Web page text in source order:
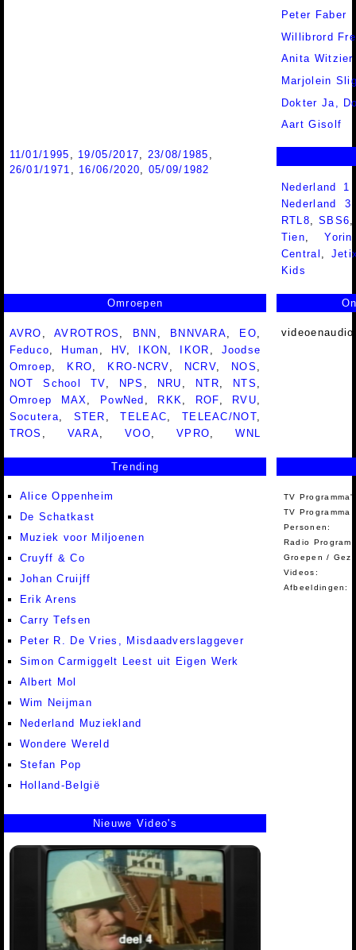
Peter Faber
Willibrord
Anita Witzier
Marjolein
Dokter Ja,
Aart Gisolf
11/01/1995 , 19/05/2017, 23/08/1985 ,
26/01/1971 , 16/06/2020, 05/09/1982
Nederland
Nederland
RTL8 ,SBS6
Tien ,Yorin
Central
Kids
Omroepen
AVRO ,AVROTROS , BNN , BNNVARA, EO,
Feduco, Human , HV, IKON , IKOR , Joodse
Omroep, KRO, KRO-NCRV, NCRV, NOS ,
NOT School TV, NPS , NRU , NTR, NTS ,
Omroep MAX, PowNed , RKK, ROF, RVU,
Socutera, STER ,TELEAC, TELEAC/NOT,
TROS , VARA,VOO,VPRO,WNL
Trending
Alice Oppenheim
De Schatkast
Muziek voor Miljoenen
Cruyff & Co
Johan Cruijff
Erik Arens
Carry Tefsen
Peter R. De Vries, Misdaadverslaggever
Simon Carmiggelt Leest uit Eigen Werk
Albert Mol
Wim Neijman
Nederland Muziekland
Wondere Wereld
Stefan Pop
Holland-België
TV
TV Programma
Personen:
Radio
Groepen /
Videos:
Afbeeldingen:
Nieuwe Video's